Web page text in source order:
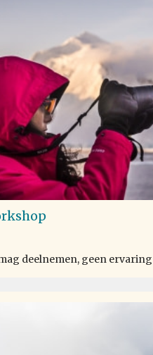
deelnemen, geen